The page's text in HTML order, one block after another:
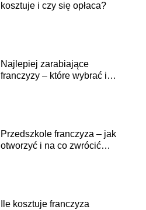
kosztuje i czy się opłaca?
Najlepiej zarabiające
franczyzy – które wybrać i
Przedszkole franczyza – jak
otworzyć i na co zwrócić
Ile kosztuje franczyza